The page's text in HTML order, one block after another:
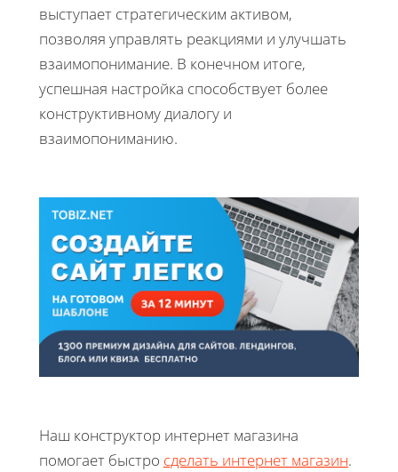
выступает стратегическим активом,
позволяя управлять реакциями и улучшать
взаимопонимание. В конечном итоге,
успешная настройка способствует более
конструктивному диалогу и
взаимопониманию.
Наш конструктор интернет магазина
помогает быстро сделать интернет магазин.